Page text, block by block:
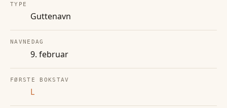
TYPE
Guttenavn
NAVNEDAG
9. februar
FØRSTE BOKSTAV
L